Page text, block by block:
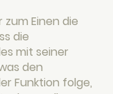
Einen die
die
mit seiner
den
Funktion folge,